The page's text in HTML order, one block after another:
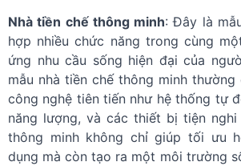
Nhà tiền chế thông minh: Đây là
hợp nhiều chức năng trong cùng
ứng nhu cầu sống hiện đại của
mẫu nhà tiền chế thông minh
công nghệ tiên tiến như hệ thống tự
năng lượng, và các thiết bị tiện
thông minh không chỉ giúp tối ưu
dụng mà còn tạo ra một môi trường